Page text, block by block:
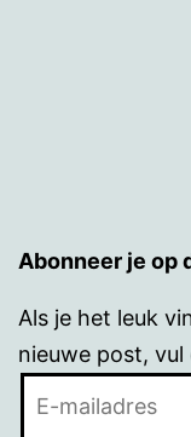
Abonneer je op
Als je het leuk
nieuwe post, vul